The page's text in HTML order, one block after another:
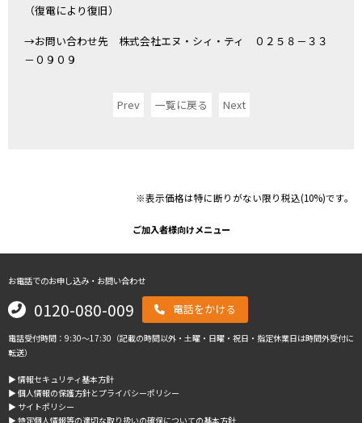
（復電により復旧）
→お問い合わせ先 株式会社エヌ・シィ・ティ ０２５８－３３
－０９０９
Prev 一覧に戻る Next
※表示価格は特に断りがない限り税込(10%)です。
ご加入者様向けメニュー
お電話でのお申し込み・お問い合わせ
0120-080-009 電話をかける
電話受付時間：9:30～17:30（記載の時間以外・土曜・日曜・祝日・指定休業日は時間外受付に
転送）
▶︎ 情報セキュリティ基本方針
▶︎ 個人情報の保護方針とプライバシーポリシー
▶︎ サイトポリシー
▶︎ 特定個人情報等の適切な取り扱いの確保についての基本方針